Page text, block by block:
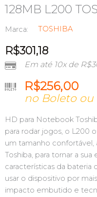
128MB L200
Marca: TOSHIBA
R$301,18
Em até 10x de R$
R$256,00
no Boleto ou
HD para Notebook
para rodar jogos, o L200
um tamanho
Toshiba, para tornar a
características da
usar o dispositivo por
impacto embutido e